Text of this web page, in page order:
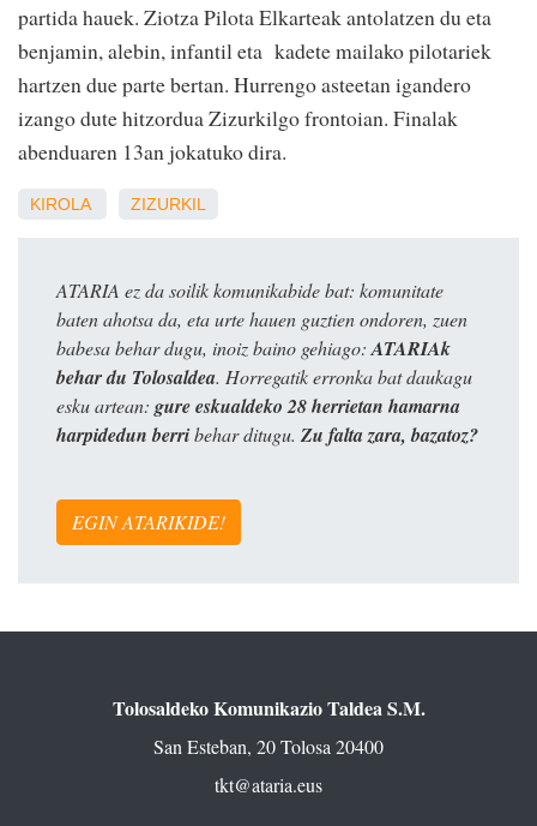
partida hauek. Ziotza Pilota Elkarteak antolatzen du eta
benjamin, alebin, infantil eta kadete mailako pilotariek
hartzen due parte bertan. Hurrengo asteetan igandero
izango dute hitzordua Zizurkilgo frontoian. Finalak
abenduaren 13an jokatuko dira.
KIROLA ZIZURKIL
ATARIA ez da soilik komunikabide bat: komunitate
baten ahotsa da, eta urte hauen guztien ondoren, zuen
babesa behar dugu, inoiz baino gehiago: ATARIAk
behar du Tolosaldea. Horregatik erronka bat daukagu
esku artean: gure eskualdeko 28 herrietan hamarna
harpidedun berribehar ditugu. Zu falta zara, bazatoz?
EGIN ATARIKIDE!
Tolosaldeko Komunikazio Taldea S.M.
San Esteban, 20 Tolosa 20400
tkt@ataria.eus